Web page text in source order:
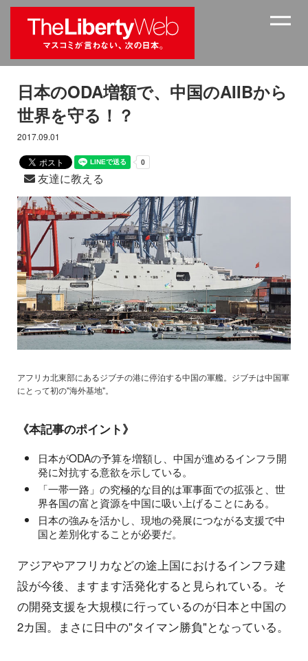
日本のODA増額で、中国のAIIBから
世界を守る！？
2017.09.01
友達に教える
アフリカ北東部にあるジブチの港に停泊する中国の軍艦。ジブチは中国軍
にとって初の"海外基地"。
《本記事のポイント》
日本がODAの予算を増額し、中国が進めるインフラ開
発に対抗する意欲を示している。
「一帯一路」の究極的な目的は軍事面での拡張と、世
界各国の富と資源を中国に吸い上げることにある。
日本の強みを活かし、現地の発展につながる支援で中
国と差別化することが必要だ。
アジアやアフリカなどの途上国におけるインフラ建
設が今後、ますます活発化すると見られている。そ
の開発支援を大規模に行っているのが日本と中国の
2カ国。まさに日中の"タイマン勝負"となっている。